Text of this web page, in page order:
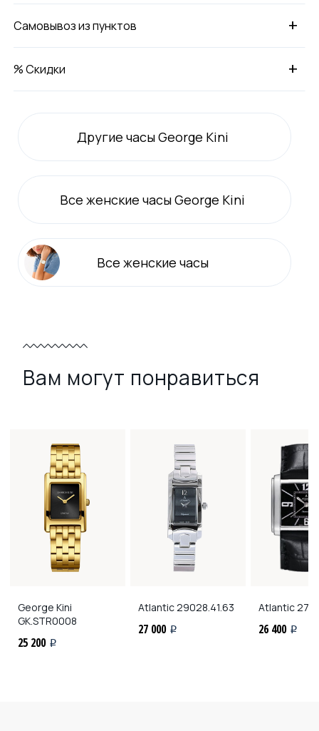
+
Самовывоз из пунктов
+
% Скидки
Другие часы George Kini
Всеженские часы George Kini
Все женские часы
Вам могут понравиться
George Kini
GK.STR0008
25 200 i
Atlantic 29028.41.63
27 000 i
Atlantic
26 400 i